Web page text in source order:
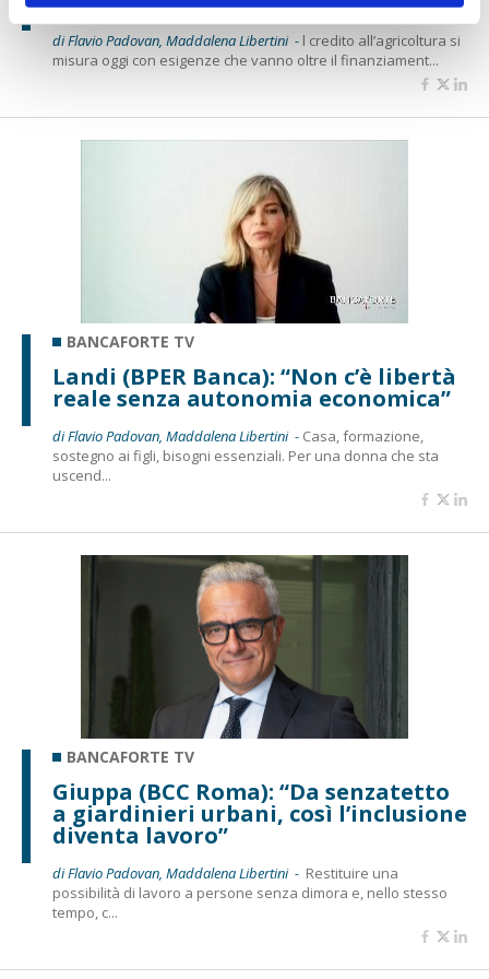
di Flavio Padovan, Maddalena Libertini - l credito all’agricoltura si
misura oggi con esigenze che vanno oltre il finanziament...
BANCAFORTE TV
Landi (BPER Banca): “Non c’è libertà
reale senza autonomia economica”
di Flavio Padovan, Maddalena Libertini - Casa, formazione,
sostegno ai figli, bisogni essenziali. Per una donna che sta
uscend...
BANCAFORTE TV
Giuppa (BCC Roma): “Da senzatetto
a giardinieri urbani, così l’inclusione
diventa lavoro”
di Flavio Padovan, Maddalena Libertini - Restituire una
possibilità di lavoro a persone senza dimora e, nello stesso
tempo, c...